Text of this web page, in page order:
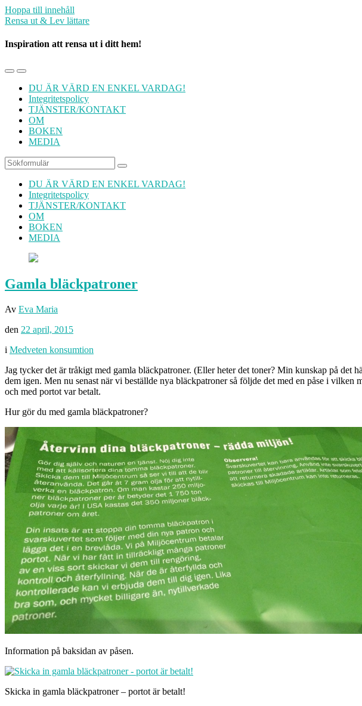
Hoppa till innehåll
Rensa ut & Lev lättare
Inspiration att rensa ut i ditt hem!
Slå
mobilmenyn
Slå
på/av
sökfältet
DU ÄR VÄRD EN ENKEL VARDAG!
Integritetspolicy
TJÄNSTER/KONTAKT
OM
BOKEN
MEDIA
Sök
DU ÄR VÄRD EN ENKEL VARDAG!
Integritetspolicy
TJÄNSTER/KONTAKT
OM
BOKEN
MEDIA
Gamla bläckpatroner
Av Eva Maria
den 22 april, 2015
i Medveten konsumtion
Jag tycker det är tråkigt med gamla bläckpatroner. (Eller heter det toner? Min kunskap på
dem igen. Men nu senast när vi beställde nya bläckpatroner så följde det med en påse i
och med portot var betalt.
Hur gör du med gamla bläckpatroner?
Information på baksidan av påsen.
Skicka in gamla bläckpatroner – portot är betalt!